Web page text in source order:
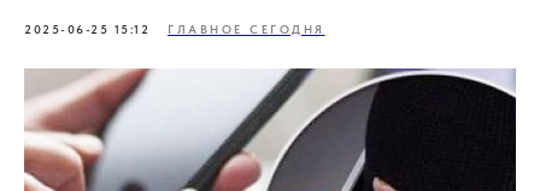
2025-06-25 15:12 ГЛАВНОЕ СЕГОДНЯ